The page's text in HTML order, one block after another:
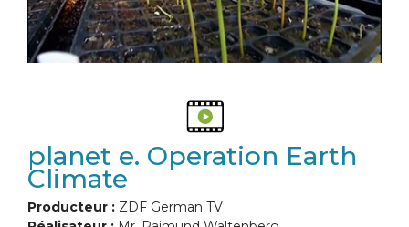
planet e. Operation Earth
Climate
Producteur : ZDF German TV